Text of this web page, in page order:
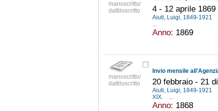
manoscritto/
dattiloscritto
4 - 12 aprile 1869
Aiuti, Luigi, 1849-1921
...
Anno: 1869
manoscritto/
dattiloscritto
20 febbraio - 21
Aiuti, Luigi, 1849-1921
XIX.
...
Anno: 1868